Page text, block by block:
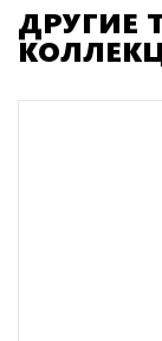
ДРУГИЕ